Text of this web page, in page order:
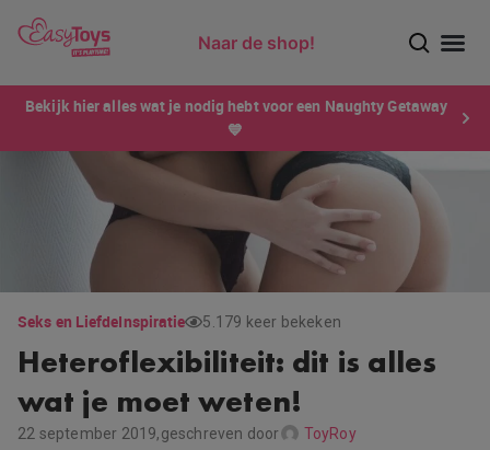
Naar de shop!
Bekijk hier alles wat je nodig hebt voor een Naughty Getaway
💙
Seks en LiefdeInspiratie 5.179 keer bekeken
Heteroflexibiliteit: dit is alles
wat je moet weten!
22 september 2019,geschreven door ToyRoy